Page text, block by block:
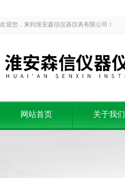
欢迎您，来到淮安森信仪器仪表有限公司！
网站首页 关于我们